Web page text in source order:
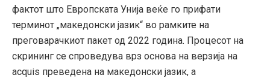
фактот што Европската Унија веќе го прифати
терминот „македонски јазик“ во рамките на
преговарачкиот пакет од 2022 година. Процесот на
скрининг се спроведува врз основа на верзија на
acquis преведена на македонски јазик, а